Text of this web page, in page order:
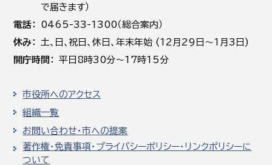
で届きます）
電話
0465-33-1300（総合案内）
休み
土､日､祝日、休日、年末年始 (12月29日～1月3日)
開庁時間
平日8時30分～17時15分
市役所へのアクセス
組織一覧
お問い合わせ・市への提案
著作権・免責事項・プライバシーポリシー・リンクポリシーに
ついて